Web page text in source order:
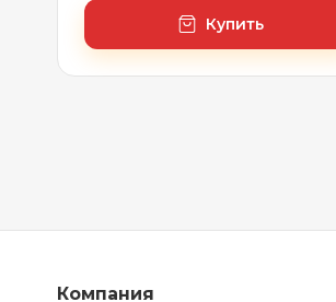
Купить
Компания